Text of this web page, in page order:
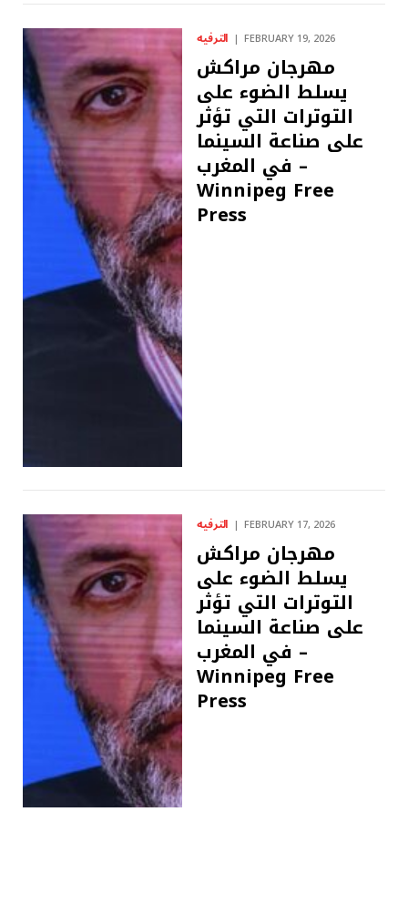
الترفيه FEBRUARY 19, 2026
مهرجان مراكش
يسلط الضوء على
التوترات التي تؤثر
على صناعة السينما
في المغرب –
Winnipeg Free
Press
الترفيه FEBRUARY 17, 2026
مهرجان مراكش
يسلط الضوء على
التوترات التي تؤثر
على صناعة السينما
في المغرب –
Winnipeg Free
Press